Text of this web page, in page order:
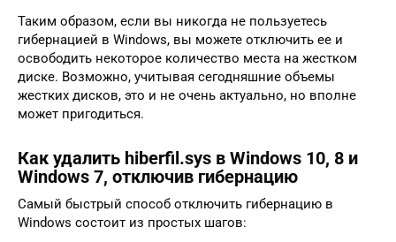
Таким образом, если вы никогда не пользуетесь
гибернацией в Windows, вы можете отключить ее и
освободить некоторое количество места на жестком
диске. Возможно, учитывая сегодняшние объемы
жестких дисков, это и не очень актуально, но вполне
может пригодиться.
Как удалить hiberfil.sys в Windows 10, 8 и
Windows 7, отключив гибернацию
Самый быстрый способ отключить гибернацию в
Windows состоит из простых шагов: